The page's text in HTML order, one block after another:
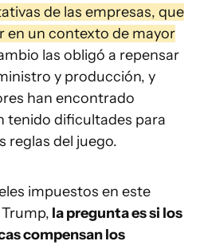
de las empresas, que
en un contexto de mayor
las obligó a repensar
y producción, y
han encontrado
tenido dificultades para
reglas del juego.
impuestos en este
la pregunta es si los
compensan los